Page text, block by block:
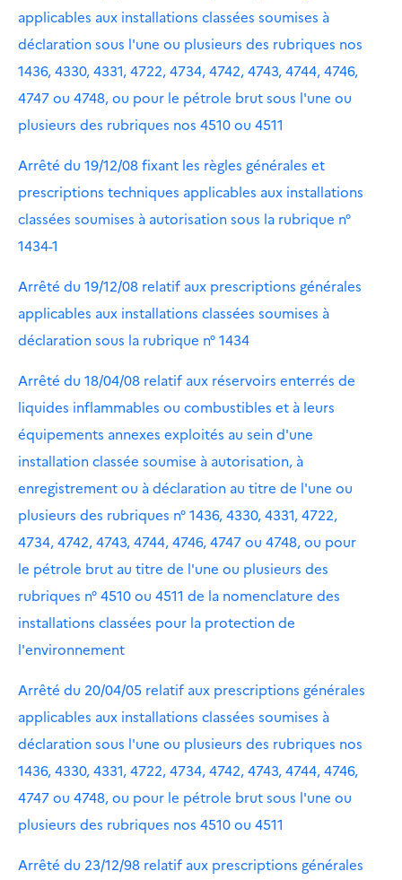
applicables aux installations classées soumises à
déclaration sous l'une ou plusieurs des rubriques nos
1436, 4330, 4331, 4722, 4734, 4742, 4743, 4744, 4746,
4747 ou 4748, ou pour le pétrole brut sous l'une ou
plusieurs des rubriques nos 4510 ou 4511
Arrêté du 19/12/08 fixant les règles générales et
prescriptions techniques applicables aux installations
classées soumises à autorisation sous la rubrique n°
1434-1
Arrêté du 19/12/08 relatif aux prescriptions générales
applicables aux installations classées soumises à
déclaration sous la rubrique n° 1434
Arrêté du 18/04/08 relatif aux réservoirs enterrés de
liquides inflammables ou combustibles et à leurs
équipements annexes exploités au sein d'une
installation classée soumise à autorisation, à
enregistrement ou à déclaration au titre de l'une ou
plusieurs des rubriques n° 1436, 4330, 4331, 4722,
4734, 4742, 4743, 4744, 4746, 4747 ou 4748, ou pour
le pétrole brut au titre de l'une ou plusieurs des
rubriques n° 4510 ou 4511 de la nomenclature des
installations classées pour la protection de
l'environnement
Arrêté du 20/04/05 relatif aux prescriptions générales
applicables aux installations classées soumises à
déclaration sous l'une ou plusieurs des rubriques nos
1436, 4330, 4331, 4722, 4734, 4742, 4743, 4744, 4746,
4747 ou 4748, ou pour le pétrole brut sous l'une ou
plusieurs des rubriques nos 4510 ou 4511
Arrêté du 23/12/98 relatif aux prescriptions générales